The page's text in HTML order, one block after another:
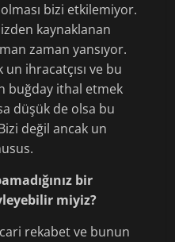
bizi etkilemiyor.
kaynaklanan
zaman yansıyor.
ihracatçısı ve bu
buğday ithal etmek
düşük de olsa bu
değil ancak un
bir
miyiz?
rekabet ve bunun